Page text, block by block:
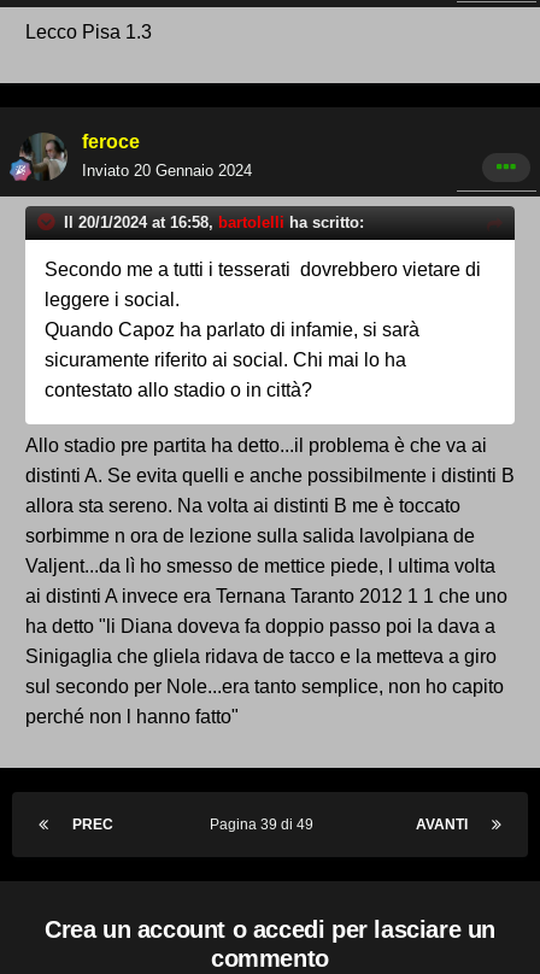
Lecco Pisa 1.3
feroce
Inviato 20 Gennaio 2024
Il 20/1/2024 at 16:58, bartolelli ha scritto:
Secondo me a tutti i tesserati dovrebbero vietare di
leggere i social.
Quando Capoz ha parlato di infamie, si sarà
sicuramente riferito ai social. Chi mai lo ha
contestato allo stadio o in città?
Allo stadio pre partita ha detto...il problema è che va ai
distinti A. Se evita quelli e anche possibilmente i distinti B
allora sta sereno. Na volta ai distinti B me è toccato
sorbimme n ora de lezione sulla salida lavolpiana de
Valjent...da lì ho smesso de mettice piede, l ultima volta
ai distinti A invece era Ternana Taranto 2012 1 1 che uno
ha detto "li Diana doveva fa doppio passo poi la dava a
Sinigaglia che gliela ridava de tacco e la metteva a giro
sul secondo per Nole...era tanto semplice, non ho capito
perché non l hanno fatto"
PREC AVANTI
Pagina 39 di 49
Crea un account o accedi per lasciare un
commento